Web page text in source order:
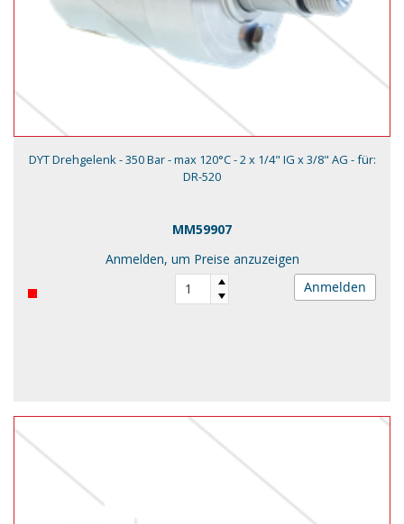
DYT Drehgelenk - 350 Bar - max 120°C - 2 x 1/4" IG x 3/8" AG - für:
DR-520
MM59907
Anmelden, um Preise anzuzeigen
Anmelden